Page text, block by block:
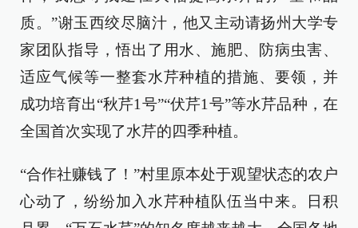
质。”谢玉西绞尽脑汁，他又主动请扬州大学专
家团队指导，悟出了用水、施肥、防病虫害、
适应气候等一整套水芹种植的措施、要领，并
成功培育出“秋芹1号”“伏芹1号”等水芹品种，在
全国首次实现了水芹的四季种植。
“合作社赚钱了！”村里原本处于观望状态的农户
心动了，纷纷加入水芹种植队伍当中来。日积